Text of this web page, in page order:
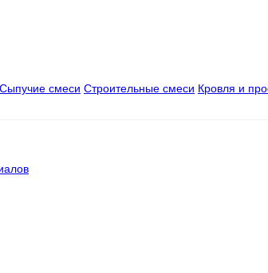
Сыпучие смеси Строительные смеси Кровля и